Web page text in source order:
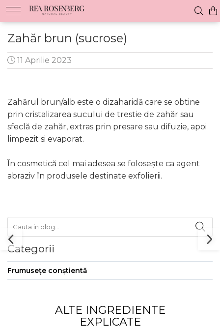
Zahăr brun (sucrose)
11 Aprilie 2023
Zahărul brun/alb este o dizaharidă care se obtine
prin cristalizarea sucului de trestie de zahăr sau
sfeclă de zahăr, extras prin presare sau difuzie, apoi
limpezit si evaporat.
În cosmetică cel mai adesea se folosește ca agent
abraziv în produsele destinate exfolierii.
Categorii
Frumusețe conștientă
ALTE INGREDIENTE
EXPLICATE